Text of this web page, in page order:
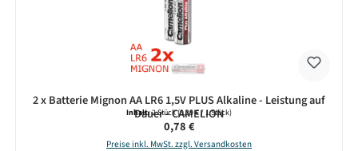
2 x Batterie Mignon AA LR6 1,5V PLUS Alkaline - Leistung auf
Dauer - CAMELION
Inhalt:2 Stück(0,39 € / 1 Stück)
Regulärer Preis:
0,78 €
Preise inkl. MwSt. zzgl. Versandkosten